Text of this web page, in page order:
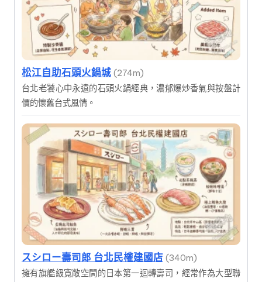
松江自助石頭火鍋城 (274m)
台北老饕心中永遠的石頭火鍋經典，濃郁爆炒香氣與按盤計
價的懷舊台式風情。
スシロー壽司郎 台北民權建國店 (340m)
擁有旗艦級寬敞空間的日本第一迴轉壽司，經常作為大型聯